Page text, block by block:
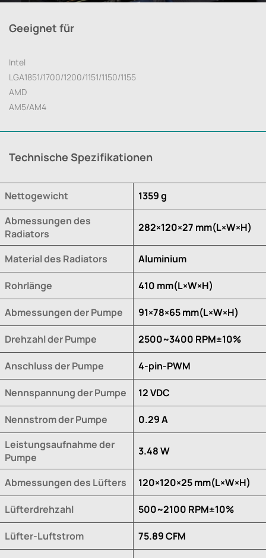
Geeignet für
Intel
LGA1851/1700/1200/1151/1150/1155
AMD
AM5/AM4
Technische Spezifikationen
Nettogewicht
1359 g
Abmessungen des
Radiators
282×120×27 mm(L×W×H)
Material des Radiators Aluminium
Rohrlänge 410 mm(L×W×H)
Abmessungen der Pumpe 91×78×65 mm(L×W×H)
Drehzahl der Pumpe 2500~3400 RPM±10%
Anschluss der Pumpe 4-pin-PWM
Nennspannung der Pumpe 12 VDC
Nennstrom der Pumpe
0.29 A
Leistungsaufnahme der
Pumpe
3.48 W
Abmessungen des Lüfters 120×120×25 mm(L×W×H)
Lüfterdrehzahl 500~2100 RPM±10%
Lüfter-Luftstrom 75.89 CFM